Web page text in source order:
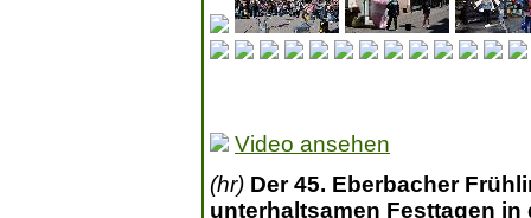
Video ansehen
(hr) Der 45. Eberbacher
unterhaltsamen Festtagen